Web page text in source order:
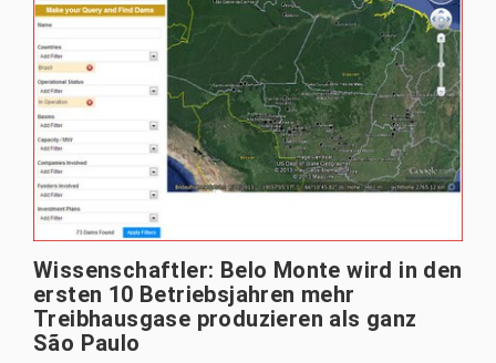
Wissenschaftler: Belo Monte wird in den
ersten 10 Betriebsjahren mehr
Treibhausgase produzieren als ganz
São Paulo